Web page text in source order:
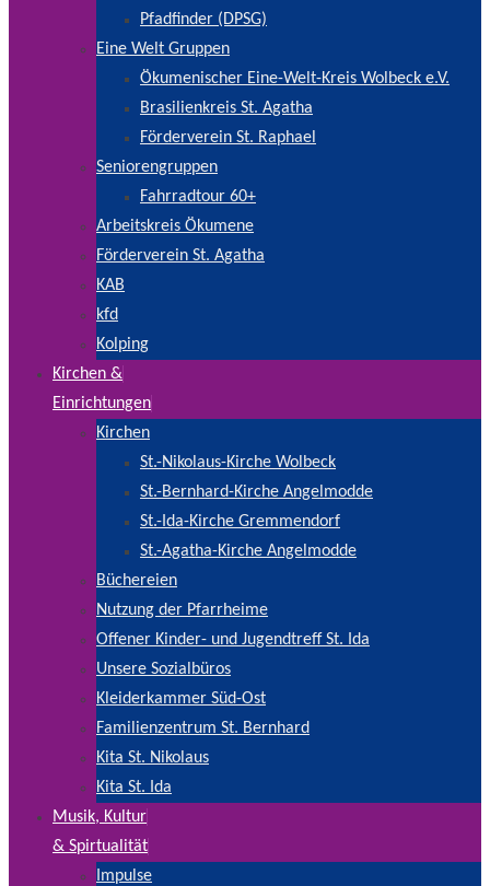
Pfadfinder (DPSG)
Eine Welt Gruppen
Ökumenischer Eine-Welt-Kreis Wolbeck e.V.
Brasilienkreis St. Agatha
Förderverein St. Raphael
Seniorengruppen
Fahrradtour 60+
Arbeitskreis Ökumene
Förderverein St. Agatha
KAB
kfd
Kolping
Kirchen &
Einrichtungen
Kirchen
St.-Nikolaus-Kirche Wolbeck
St.-Bernhard-Kirche Angelmodde
St.-Ida-Kirche Gremmendorf
St.-Agatha-Kirche Angelmodde
Büchereien
Nutzung der Pfarrheime
Offener Kinder- und Jugendtreff St. Ida
Unsere Sozialbüros
Kleiderkammer Süd-Ost
Familienzentrum St. Bernhard
Kita St. Nikolaus
Kita St. Ida
Musik, Kultur
& Spirtualität
Impulse